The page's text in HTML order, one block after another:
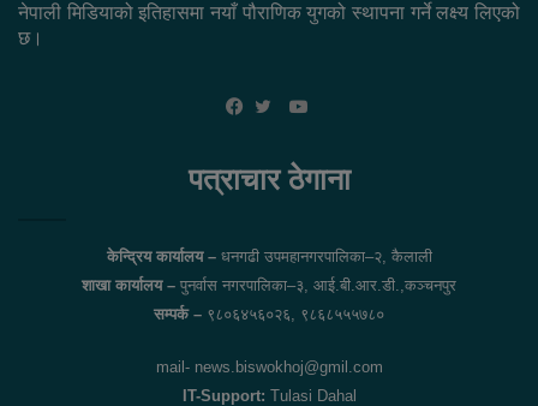
नेपाली मिडियाको इतिहासमा नयाँ पौराणिक युगको स्थापना गर्ने लक्ष्य लिएको
छ।
YouTube
पत्राचार ठेगाना
केन्द्रिय कार्यालय –धनगढी उपमहानगरपालिका–२, कैलाली
शाखा कार्यालय – पुनर्वास नगरपालिका–३, आई.बी.आर.डी.,कञ्चनपुर
सम्पर्क – ९८०६४५६०२६, ९८६८५५५७८०
mail- news.biswokhoj@gmil.com
IT-Support: Tulasi Dahal